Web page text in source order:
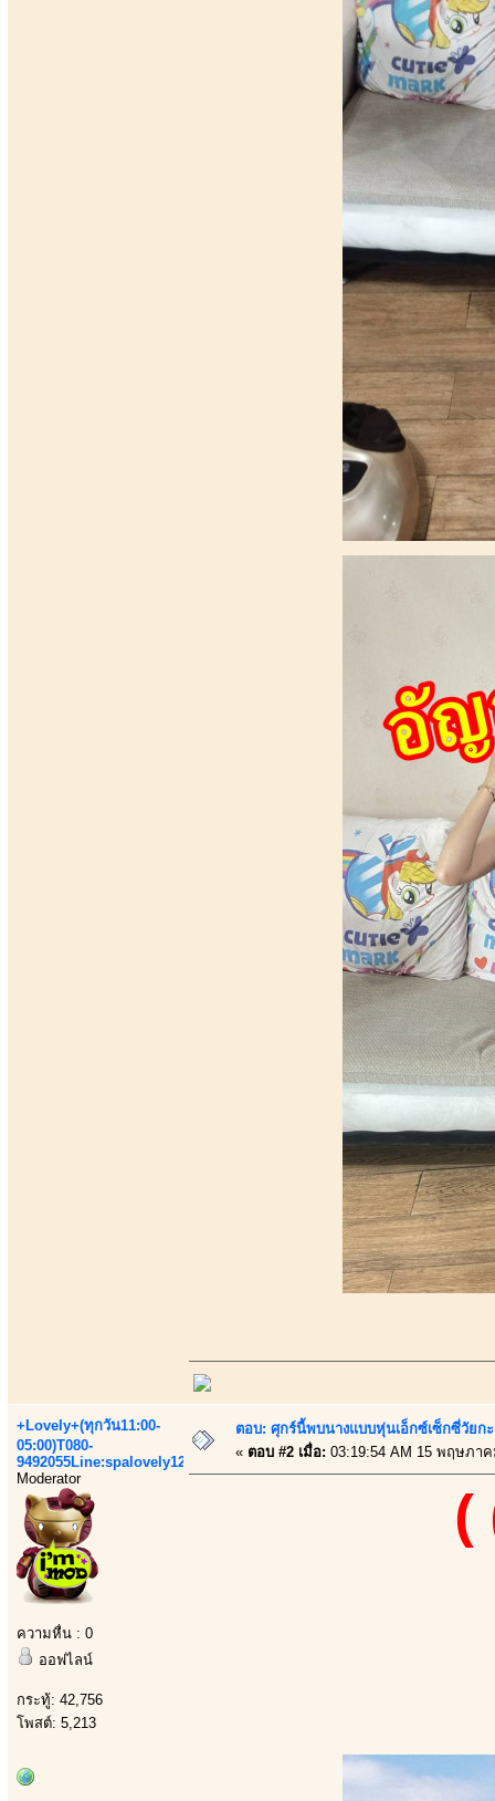
+Lovely+(ทุกวัน11:00-
05:00)T080-
9492055Line:spalovely123
Moderator
ความหื่น : 0
ออฟไลน์
กระทู้: 42,756
โพสต์: 5,213
ตอบ: ศุกร์นี้พบนางแบบหุ่นเอ็กซ์เซ็กซี่วัย
« ตอบ #2 เมื่อ: 03:19:54 AM 15 พฤษภา